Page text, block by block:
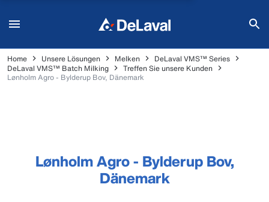
Home Unsere Lösungen Melken
DeLaval VMS™ Series
DeLaval VMS™ Batch Milking
Treffen Sie unsere Kunden
Lønholm Agro - Bylderup Bov, Dänemark
Lønholm Agro - Bylderup Bov,
Dänemark